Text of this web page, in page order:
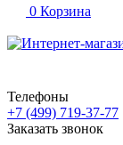
0 Корзина
Телефоны
+7 (499) 719-37-77
Заказать звонок